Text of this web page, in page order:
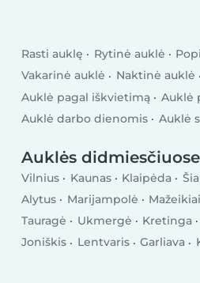
Rasti auklę Rytinė auklė
Vakarinė auklė
Naktinė auklė
Auklė pagal iškvietimą
Auklė
Auklė darbo dienomis
Auklė
Auklės didmiesčiuose
Vilnius Kaunas Klaipėda
Alytus
Marijampolė Mažeikiai
Tauragė
Ukmergė Kretinga
Joniškis
Lentvaris Garliava